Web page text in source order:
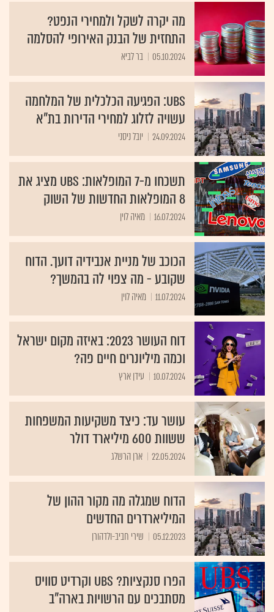
התחזית של הבנק האירופי להסלמה
05.10.2024 בר לביא
עשויה לזלוג למחירי הדירות בת"א
24.09.2024 יובל ניסני
8 המופלאות החדשות של השוק
16.07.2024 מאיה לוין
שקובע - מה צפוי לה בהמשך?
11.07.2024 מאיה לוין
וכמה מיליונרים חיים פה?
10.07.2024 עידן ארץ
ששוות 600 מיליארד דולר
22.05.2024 ארן הרשלג
המיליארדרים החדשים
05.12.2023 שירי חביב-ולדהורן
מסתבכים עם הרשויות בארה"ב
27.09.2023 עדי טננבאום